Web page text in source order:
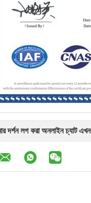
দর্শন লগ করা অনলাইন চ্যাট এখন